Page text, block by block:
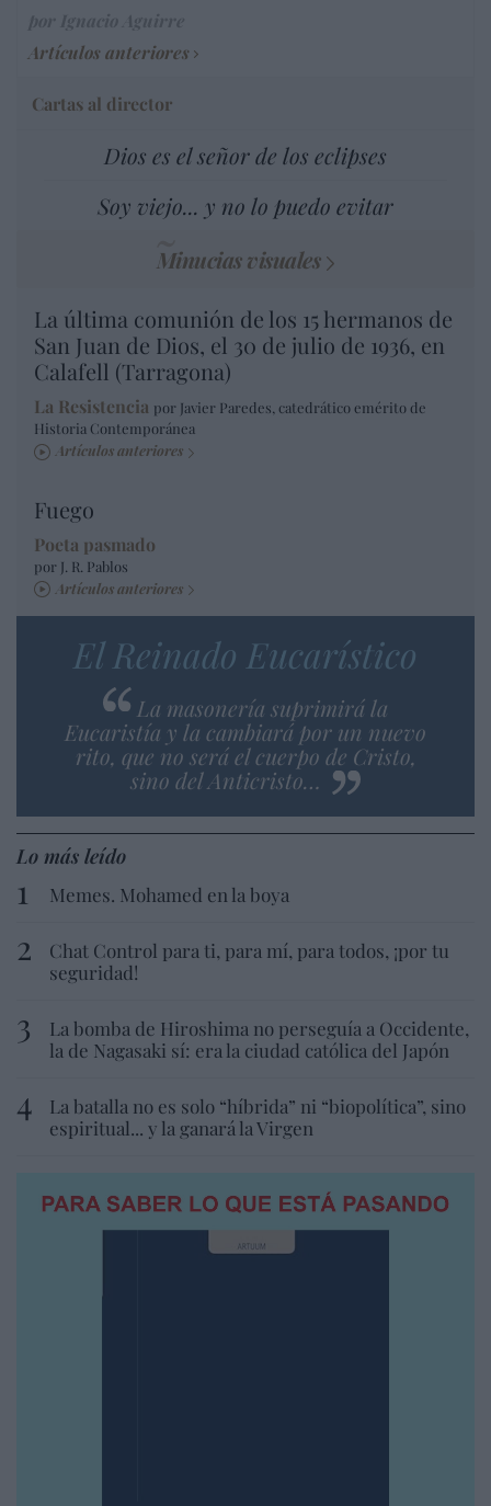
Artículos anteriores
Cartas al director
Dios es el señor de los eclipses
Soy viejo... y no lo puedo evitar
Minucias visuales
La última comunión de los 15 hermanos de
San Juan de Dios, el 30 de julio de 1936, en
Calafell (Tarragona)
La Resistencia por Javier Paredes, catedrático emérito de
Historia Contemporánea
Artículos anteriores
Fuego
Poeta pasmado
por J. R. Pablos
Artículos anteriores
El Reinado Eucarístico
La masonería suprimirá la
Eucaristía y la cambiará por un nuevo
rito, que no será el cuerpo de Cristo,
sino del Anticristo…
Lo más leído
Memes. Mohamed en la boya
Chat Control para ti, para mí, para todos, ¡por tu
seguridad!
La bomba de Hiroshima no perseguía a Occidente,
la de Nagasaki sí: era la ciudad católica del Japón
La batalla no es solo “híbrida” ni “biopolítica”, sino
espiritual... y la ganará la Virgen